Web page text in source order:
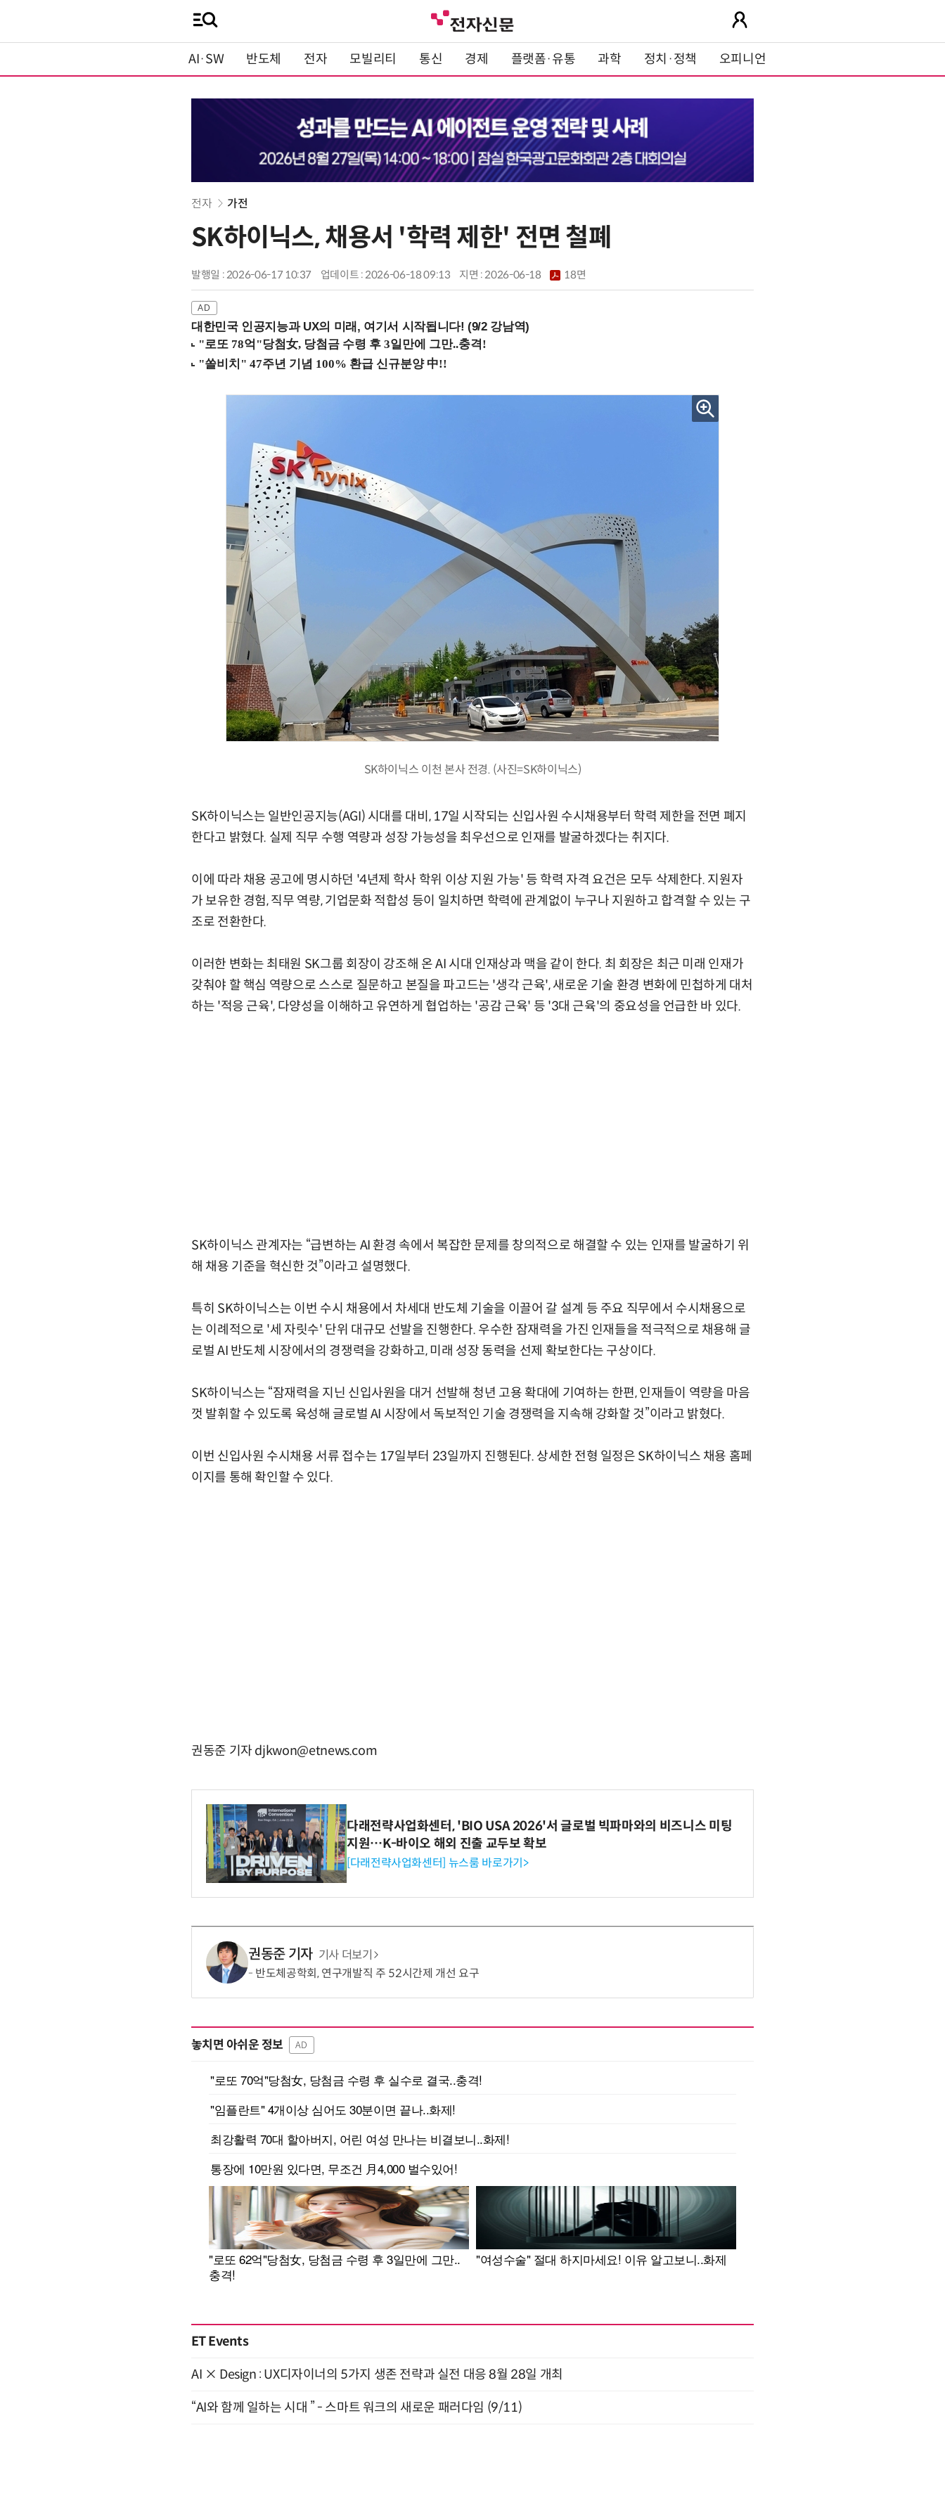
AI·SW 반도체 전자 모빌리티 통신 경제 플랫폼·유통 과학 정치·정책 오피니언
전자 가전
SK하이닉스, 채용서 '학력 제한' 전면 철폐
발행일 : 2026-06-17 10:37 업데이트 : 2026-06-18 09:13 지면 :2026-06-18 18면
대한민국 인공지능과 UX의 미래, 여기서 시작됩니다! (9/2 강남역)
SK하이닉스 이천 본사 전경. (사진=SK하이닉스)
SK하이닉스는 일반인공지능(AGI) 시대를 대비, 17일 시작되는 신입사원 수시채용부터 학력 제한을 전면 폐지
한다고 밝혔다. 실제 직무 수행 역량과 성장 가능성을 최우선으로 인재를 발굴하겠다는 취지다.
이에 따라 채용 공고에 명시하던 '4년제 학사 학위 이상 지원 가능' 등 학력 자격 요건은 모두 삭제한다. 지원자
가 보유한 경험, 직무 역량, 기업문화 적합성 등이 일치하면 학력에 관계없이 누구나 지원하고 합격할 수 있는 구
조로 전환한다.
이러한 변화는 최태원 SK그룹 회장이 강조해 온 AI 시대 인재상과 맥을 같이 한다. 최 회장은 최근 미래 인재가
갖춰야 할 핵심 역량으로 스스로 질문하고 본질을 파고드는 '생각 근육', 새로운 기술 환경 변화에 민첩하게 대처
하는 '적응 근육', 다양성을 이해하고 유연하게 협업하는 '공감 근육' 등 '3대 근육'의 중요성을 언급한 바 있다.
SK하이닉스 관계자는 “급변하는 AI 환경 속에서 복잡한 문제를 창의적으로 해결할 수 있는 인재를 발굴하기 위
해 채용 기준을 혁신한 것”이라고 설명했다.
특히 SK하이닉스는 이번 수시 채용에서 차세대 반도체 기술을 이끌어 갈 설계 등 주요 직무에서 수시채용으로
는 이례적으로 '세 자릿수' 단위 대규모 선발을 진행한다. 우수한 잠재력을 가진 인재들을 적극적으로 채용해 글
로벌 AI 반도체 시장에서의 경쟁력을 강화하고, 미래 성장 동력을 선제 확보한다는 구상이다.
SK하이닉스는 “잠재력을 지닌 신입사원을 대거 선발해 청년 고용 확대에 기여하는 한편, 인재들이 역량을 마음
껏 발휘할 수 있도록 육성해 글로벌 AI 시장에서 독보적인 기술 경쟁력을 지속해 강화할 것”이라고 밝혔다.
이번 신입사원 수시채용 서류 접수는 17일부터 23일까지 진행된다. 상세한 전형 일정은 SK하이닉스 채용 홈페
이지를 통해 확인할 수 있다.
권동준 기자 djkwon@etnews.com
다래전략사업화센터, 'BIO USA 2026'서 글로벌 빅파마와의 비즈니스 미팅
지원…K-바이오 해외 진출 교두보 확보
[다래전략사업화센터] 뉴스룸 바로가기>
권동준 기자 기사 더보기
반도체공학회, 연구개발직 주 52시간제 개선 요구
놓치면 아쉬운 정보 AD
ET Events
AI × Design : UX디자이너의 5가지 생존 전략과 실전 대응 8월 28일 개최
“AI와 함께 일하는 시대 ” - 스마트 워크의 새로운 패러다임 (9/11)